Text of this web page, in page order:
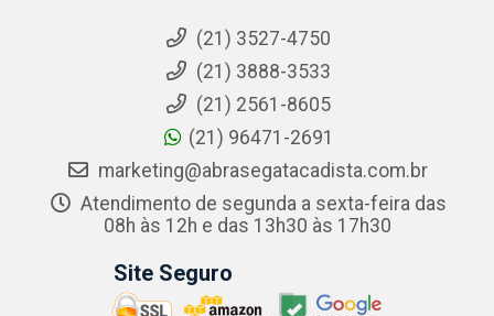
(21) 3527-4750
(21) 3888-3533
(21) 2561-8605
(21) 96471-2691
marketing@abrasegatacadista.com.br
Atendimento de segunda a sexta-feira das
08h às 12h e das 13h30 às 17h30
Site Seguro